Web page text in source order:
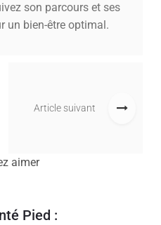
son parcours et ses
un bien-être optimal.
Article suivant
aimer
Pied :